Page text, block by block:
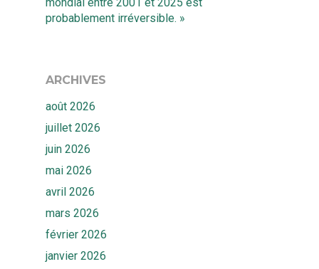
probablement irréversible. »
ARCHIVES
août 2026
juillet 2026
juin 2026
mai 2026
avril 2026
mars 2026
février 2026
janvier 2026